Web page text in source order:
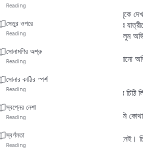
Reading
সেতুর ওপরে
Reading
সোনামণির অশ্রু
Reading
সোনার কাঠির স্পর্শ
Reading
স্বপ্নের নেশা
Reading
স্বর্ণলতা
Reading
প্ল্যাটফর্মে হকারের বেশে
কোম্পানির পয়সা। ফার্স্ট ক্লাসের
পড়বার সময় কান্তি আর আমি ছিলুম
কান্তিকে দেখে আমার একটা পুরোনো
আমি জিগ্যেস করলুম, তুই আমার চিঠি
কান্তি বলল, চিঠি? তোমাকে আমি
আমার মনে আছে, কান্তির মনে নেই।